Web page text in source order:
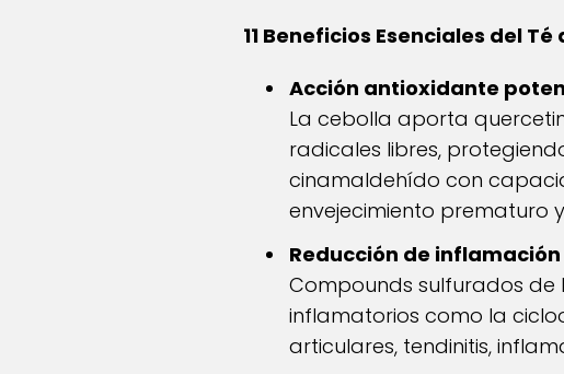
11 Beneficios Esenciales del
Acción antioxidante
La cebolla aporta
radicales libres,
cinamaldehído con
envejecimiento prematuro
Reducción de
Compounds sulfurados
inflamatorios como la
articulares, tendinitis,